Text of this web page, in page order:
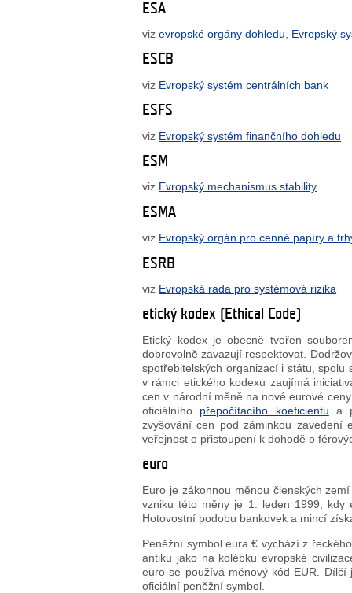
ESA
vizevropské orgány dohledu Evropský
ESCB
viz Evropský systém centrálních bank
ESFS
viz Evropský systém finančního dohledu
ESM
viz Evropský mechanismus stability
ESMA
viz Evropský orgán pro cenné papíry a
ESRB
viz Evropská rada pro systémová rizika
etický kodex (Ethical Code)
Etický kodex je obecně tvořen
dobrovolně zavazují respektovat.
spotřebitelských organizací i státu,
v rámci etického kodexu zaujímá
cen v národní měně na nové eurové
oficiálního přepočítacího koeficientu a
zvyšování cen pod záminkou zavedení
veřejnost o přistoupení k dohodě o
euro
Euro je zákonnou měnou členských
vzniku této měny je 1. leden 1999, kdy
Hotovostní podobu bankovek a mincí
Peněžní symbol eura € vychází z
antiku jako na kolébku evropské
euro se používá měnový kód EUR.
oficiální peněžní symbol.